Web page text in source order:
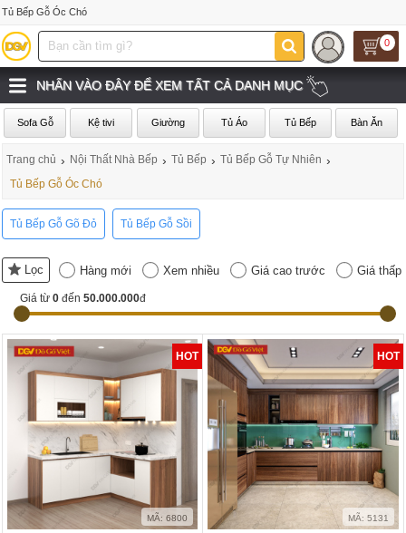
Tủ Bếp Gỗ Óc Chó
0
NHẤN VÀO ĐÂY ĐỂ XEM TẤT CẢ DANH MỤC
Sofa Gỗ Kệ tivi Giường Tủ Áo Tủ Bếp Bàn Ăn
Trang chủ › Nội Thất Nhà Bếp › Tủ Bếp › Tủ Bếp Gỗ Tự Nhiên ›
Tủ Bếp Gỗ Óc Chó
Tủ Bếp Gỗ Gõ Đỏ Tủ Bếp Gỗ Sồi
Lọc Hàng mới Xem nhiều Giá cao trước Giá
Giá từ0 đến50.000.000đ
HOT
MÃ: 6800
HOT
MÃ: 5131